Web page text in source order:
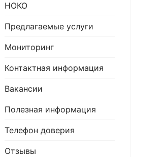
НОКО
Предлагаемые услуги
Мониторинг
Контактная информация
Вакансии
Полезная информация
Телефон доверия
Отзывы